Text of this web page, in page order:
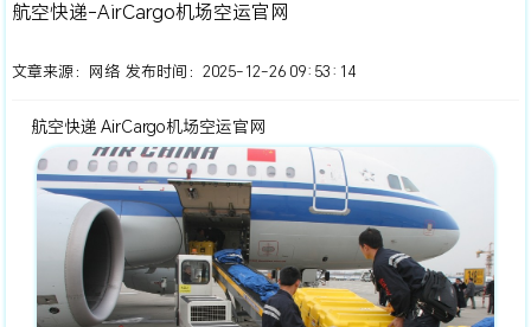
航空快递-AirCargo机场空运官网
文章来源： 网络 发布时间： 2025-12-26 09:53:14
航空快递 AirCargo机场空运官网